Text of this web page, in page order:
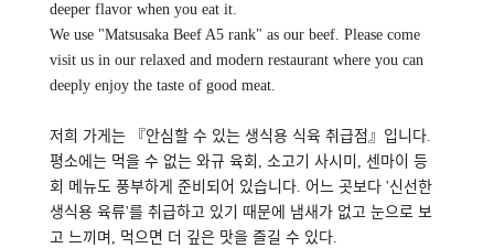
deeper flavor when you eat it.
We use "Matsusaka Beef A5 rank" as our beef. Please come
visit us in our relaxed and modern restaurant where you can
deeply enjoy the taste of good meat.
저희 가게는 『안심할 수 있는 생식용 식육 취급점』입니다.
평소에는 먹을 수 없는 와규 육회, 소고기 사시미, 센마이 등
회 메뉴도 풍부하게 준비되어 있습니다. 어느 곳보다 '신선한
생식용 육류'를 취급하고 있기 때문에 냄새가 없고 눈으로 보
고 느끼며, 먹으면 더 깊은 맛을 즐길 수 있다.